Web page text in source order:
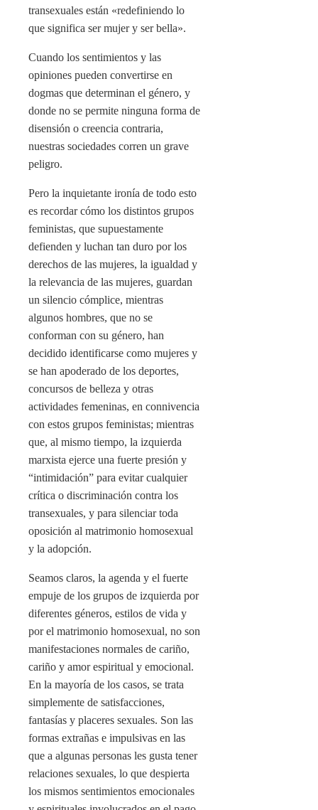
transexuales están «redefiniendo lo
que significa ser mujer y ser bella».
Cuando los sentimientos y las
opiniones pueden convertirse en
dogmas que determinan el género, y
donde no se permite ninguna forma de
disensión o creencia contraria,
nuestras sociedades corren un grave
peligro.
Pero la inquietante ironía de todo esto
es recordar cómo los distintos grupos
feministas, que supuestamente
defienden y luchan tan duro por los
derechos de las mujeres, la igualdad y
la relevancia de las mujeres, guardan
un silencio cómplice, mientras
algunos hombres, que no se
conforman con su género, han
decidido identificarse como mujeres y
se han apoderado de los deportes,
concursos de belleza y otras
actividades femeninas, en connivencia
con estos grupos feministas; mientras
que, al mismo tiempo, la izquierda
marxista ejerce una fuerte presión y
“intimidación” para evitar cualquier
crítica o discriminación contra los
transexuales, y para silenciar toda
oposición al matrimonio homosexual
y la adopción.
Seamos claros, la agenda y el fuerte
empuje de los grupos de izquierda por
diferentes géneros, estilos de vida y
por el matrimonio homosexual, no son
manifestaciones normales de cariño,
cariño y amor espiritual y emocional.
En la mayoría de los casos, se trata
simplemente de satisfacciones,
fantasías y placeres sexuales. Son las
formas extrañas e impulsivas en las
que a algunas personas les gusta tener
relaciones sexuales, lo que despierta
los mismos sentimientos emocionales